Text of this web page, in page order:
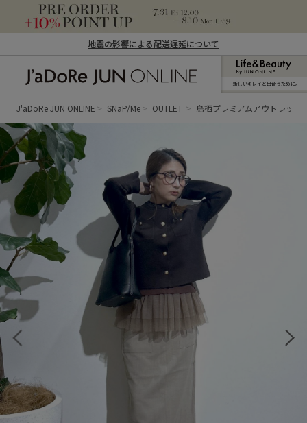
地震の影響による配送遅延について
ン オンライン）
新しいキレイと出合うために。
J'aDoRe JUN ONLINE SNaP/Me OUTLET 鳥栖プレミアムアウトレット